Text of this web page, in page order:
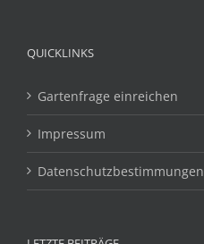
QUICKLINKS
Gartenfrage einreichen
Impressum
Datenschutzbestimmungen